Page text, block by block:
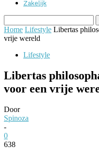
Zakelijk
Home Lifestyle Libertas
vrije wereld
Lifestyle
Libertas
voor een vrije
Door
Spinoza
-
0
638